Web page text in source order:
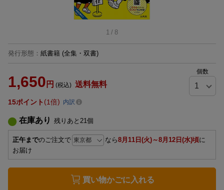
1 / 8
発行形態 ： 紙書籍 (全集・双書)
1,650 円 (税込) 送料無料
個数
15ポイント 1倍 内訳
在庫あり 残りあと 21個
正午までのご注文で なら8月11日(火)～8月12日(水)頃に
お届け
買い物かごに入れる